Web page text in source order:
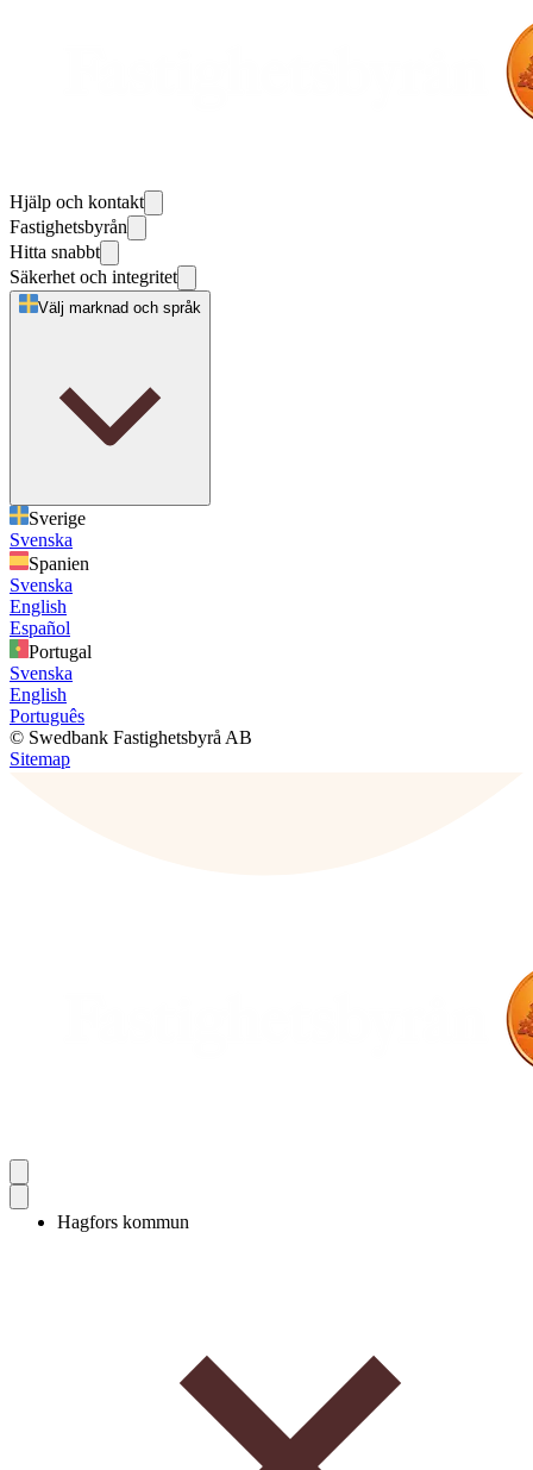
Hjälp och kontakt
Fastighetsbyrån
Hitta snabbt
Säkerhet och integritet
Välj marknad och språk
Sverige
Svenska
Spanien
Svenska
English
Español
Portugal
Svenska
English
Português
© Swedbank Fastighetsbyrå AB
Sitemap
Hagfors kommun